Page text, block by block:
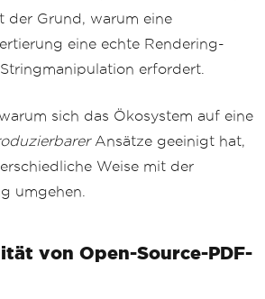
der Grund, warum eine
eine echte Rendering-
erfordert.
sich das Ökosystem auf eine
Ansätze geeinigt hat,
Weise mit der
umgehen.
von Open-Source-PDF-